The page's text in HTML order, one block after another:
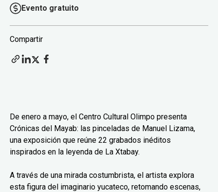
Evento gratuito
Compartir
De enero a mayo, el Centro Cultural Olimpo presenta
Crónicas del Mayab: las pinceladas de Manuel Lizama,
una exposición que reúne 22 grabados inéditos
inspirados en la leyenda de La Xtabay.
A través de una mirada costumbrista, el artista explora
esta figura del imaginario yucateco, retomando escenas,